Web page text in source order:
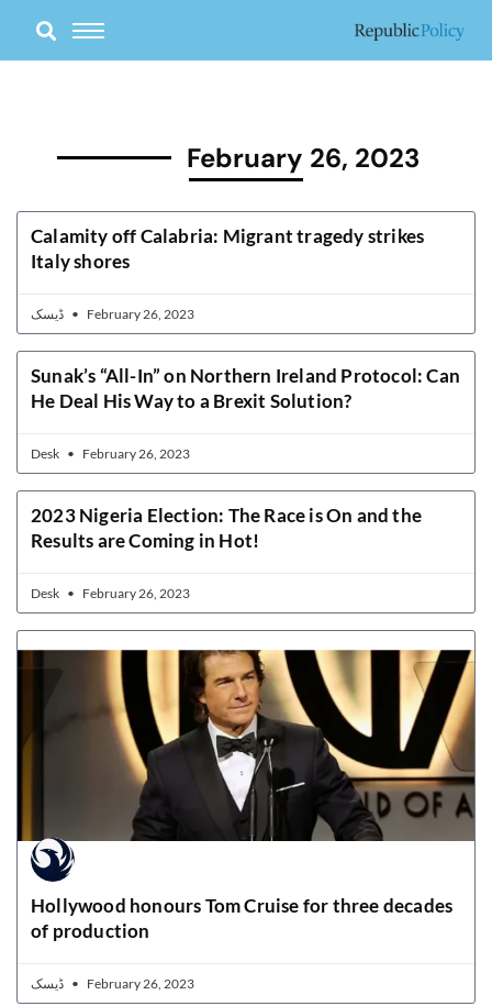
content
February 26, 2023
Calamity off Calabria: Migrant tragedy strikes
Italy shores
February 26, 2023
Sunak’s “All-In” on Northern Ireland Protocol: Can
He Deal His Way to a Brexit Solution?
Desk February 26, 2023
2023 Nigeria Election: The Race is On and the
Results are Coming in Hot!
Desk February 26, 2023
Hollywood honours Tom Cruise for three decades
of production
February 26, 2023